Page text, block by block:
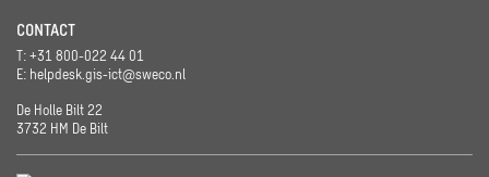
CONTACT
T: +31 800-022 44 01
E: helpdesk.gis-ict@sweco.nl
De Holle Bilt 22
3732 HM De Bilt